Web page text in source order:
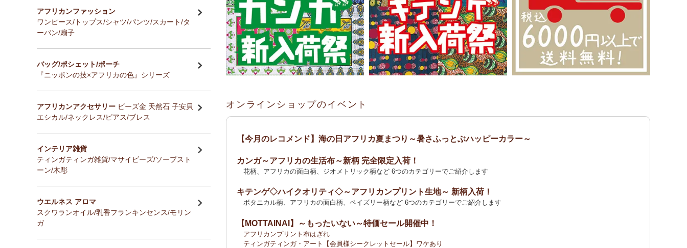
オンラインショップのイベント
【今月のレコメンド】海の日アフリカ夏まつり～暑さふっとぶハッピーカラー～
カンガ～アフリカの生活布～新柄 完全限定入荷！
花柄、アフリカの面白柄、ジオメトリック柄など 6つのカテゴリーでご紹介します
キテンゲ◇ハイクオリティ◇～アフリカンプリント生地～ 新柄入荷！
ボタニカル柄、アフリカの面白柄、ペイズリー柄など 6つのカテゴリーでご紹介します
【MOTTAINAI】～もったいない～特価セール開催中！
アフリカンプリント布はぎれ
ティンガティンガ・アート【会員様シークレットセール】ワケあり
アフリカンファッション
ワンピース/トップス/シャツ/パンツ/スカート/タ
ーバン/扇子
バッグ/ポシェット/ポーチ
『ニッポンの技×アフリカの色』シリーズ
アフリカンアクセサリー ビーズ金 天然石 子安貝
エシカル/ネックレス/ピアス/ブレス
インテリア雑貨
ティンガティンガ雑貨/マサイビーズ/ソープスト
ーン/木彫
ウエルネス アロマ
スクワランオイル/乳香フランキンセンス/モリン
ガ